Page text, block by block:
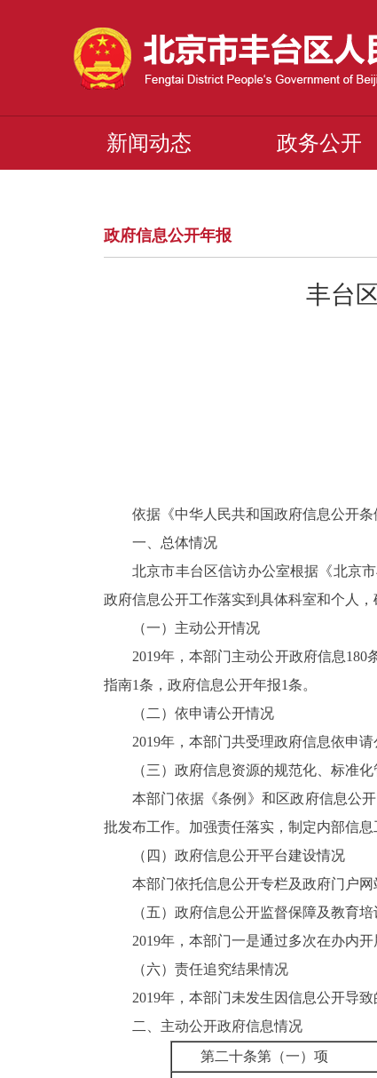
新闻动态 政务公开
政府信息公开年报
丰台
依据《中华人民共和国政府信息公开条
一、总体情况
北京市丰台区信访办公室根据《北京
政府信息公开工作落实到具体科室和个人，
（一）主动公开情况
2019年，本部门主动公开政府信息180
指南1条，政府信息公开年报1条。
（二）依申请公开情况
2019年，本部门共受理政府信息依申请
（三）政府信息资源的规范化、标准
本部门依据《条例》和区政府信息公
批发布工作。加强责任落实，制定内部信
（四）政府信息公开平台建设情况
本部门依托信息公开专栏及政府门户
（五）政府信息公开监督保障及教育
2019年，本部门一是通过多次在办内
（六）责任追究结果情况
2019年，本部门未发生因信息公开导致
二、主动公开政府信息情况
第二十条第（一）项